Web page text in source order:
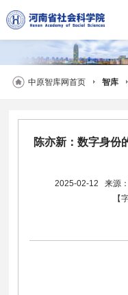
中原智库网首页 智库
陈亦新：数字身份
2025-02-12 来源
【